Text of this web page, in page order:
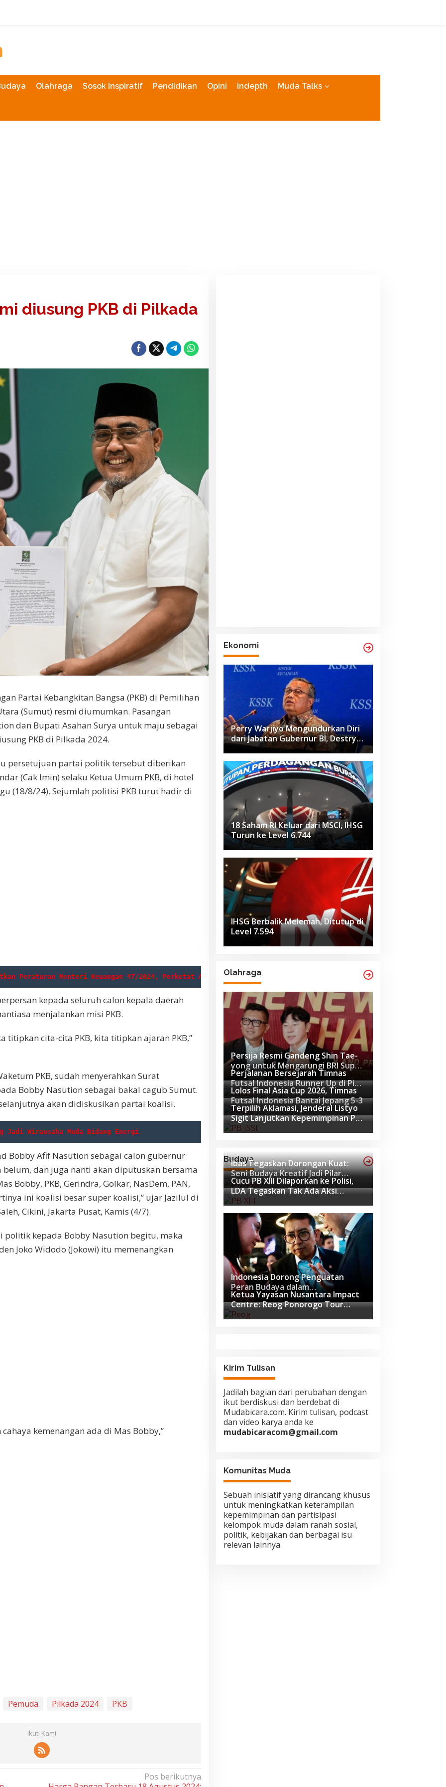
Olahraga Sosok Inspiratif Pendidikan Opini Indepth Muda Talks
diusung PKB di Pilkada
Partai Kebangkitan Bangsa (PKB) di Pemilihan
(Sumut) resmi diumumkan. Pasangan
dan Bupati Asahan Surya untuk maju sebagai
PKB di Pilkada 2024.
persetujuan partai politik tersebut diberikan
(Cak Imin) selaku Ketua Umum PKB, di hotel
(18/8/24). Sejumlah politisi PKB turut hadir di
Peraturan Menteri Keuangan 47/2024, Perketat Aturan Rekening Baru & Transaksi Bank
kepada seluruh calon kepala daerah
menjalankan misi PKB.
titipkan cita-cita PKB, kita titipkan ajaran PKB,”
PKB, sudah menyerahkan Surat
Bobby Nasution sebagai bakal cagub Sumut.
akan didiskusikan partai koalisi.
Jadi Wirausaha Muda Bidang Energi
Bobby Afif Nasution sebagai calon gubernur
dan juga nanti akan diputuskan bersama
Bobby, PKB, Gerindra, Golkar, NasDem, PAN,
ini koalisi besar super koalisi,” ujar Jazilul di
Cikini, Jakarta Pusat, Kamis (4/7).
kepada Bobby Nasution begitu, maka
Joko Widodo (Jokowi) itu memenangkan
kemenangan ada di Mas Bobby,”
Pemuda Pilkada 2024 PKB
Ikuti Kami
Pos berikutnya
Ekonomi
Perry Warjiyo Mengundurkan Diri
dari Jabatan Gubernur BI, Destry
Damayanti Jadi Pejabat Sementara
18 Saham RI Keluar dari MSCI, IHSG
Turun ke Level 6.744
IHSG Berbalik Melemah, Ditutup di
Level 7.594
Olahraga
Persija Resmi Gandeng Shin Tae-
yong untuk Mengarungi BRI Super
League 2026-2027
Perjalanan Bersejarah Timnas
Futsal Indonesia Runner Up di Piala
Asia Futsal 2026
Lolos Final Asia Cup 2026, Timnas
Futsal Indonesia Bantai Jepang 5-3
Terpilih Aklamasi, Jenderal Listyo
Sigit Lanjutkan Kepemimpinan PB
ISSI hingga 2029
Budaya
Ibas Tegaskan Dorongan Kuat:
Seni Budaya Kreatif Jadi Pilar
Utama Identitas dan Ekonomi
Nasional
Cucu PB XIII Dilaporkan ke Polisi,
LDA Tegaskan Tak Ada Aksi
Pemukulan
Indonesia Dorong Penguatan
Peran Budaya dalam
Pembangunan Global di Forum G20
Afrika Selatan
Ketua Yayasan Nusantara Impact
Centre: Reog Ponorogo Tour
Europe adalah Langkah Strategis
Kirim Tulisan
Jadilah bagian dari perubahan dengan
ikut berdiskusi dan berdebat di
Mudabicara.com. Kirim tulisan, podcast
dan video karya anda ke
mudabicaracom@gmail.com
Komunitas Muda
Sebuah inisiatif yang dirancang khusus
untuk meningkatkan keterampilan
kepemimpinan dan partisipasi
kelompok muda dalam ranah sosial,
politik, kebijakan dan berbagai isu
relevan lainnya